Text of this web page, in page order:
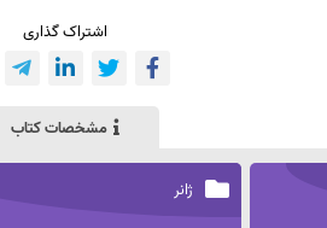
اشتراک گذاری
مشخصات کتاب
ژانر